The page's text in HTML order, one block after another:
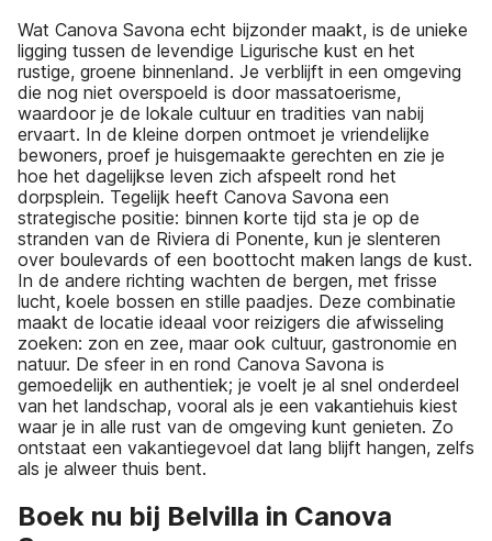
Wat Canova Savona echt bijzonder maakt, is de unieke
ligging tussen de levendige Ligurische kust en het
rustige, groene binnenland. Je verblijft in een omgeving
die nog niet overspoeld is door massatoerisme,
waardoor je de lokale cultuur en tradities van nabij
ervaart. In de kleine dorpen ontmoet je vriendelijke
bewoners, proef je huisgemaakte gerechten en zie je
hoe het dagelijkse leven zich afspeelt rond het
dorpsplein. Tegelijk heeft Canova Savona een
strategische positie: binnen korte tijd sta je op de
stranden van de Riviera di Ponente, kun je slenteren
over boulevards of een boottocht maken langs de kust.
In de andere richting wachten de bergen, met frisse
lucht, koele bossen en stille paadjes. Deze combinatie
maakt de locatie ideaal voor reizigers die afwisseling
zoeken: zon en zee, maar ook cultuur, gastronomie en
natuur. De sfeer in en rond Canova Savona is
gemoedelijk en authentiek; je voelt je al snel onderdeel
van het landschap, vooral als je een vakantiehuis kiest
waar je in alle rust van de omgeving kunt genieten. Zo
ontstaat een vakantiegevoel dat lang blijft hangen, zelfs
als je alweer thuis bent.
Boek nu bij Belvilla in Canova